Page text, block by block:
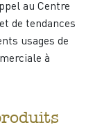
au Centre
de tendances
usages de
à